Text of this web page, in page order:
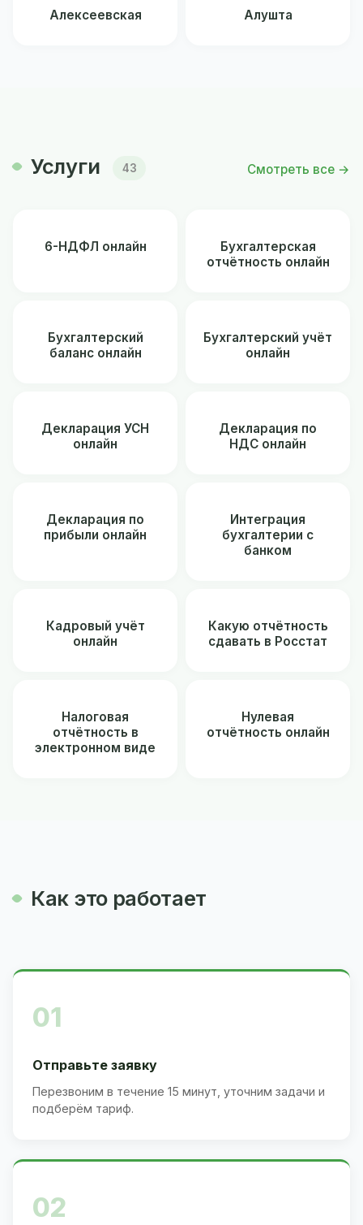
Алексеевская Алушта
Услуги 43 Смотреть все →
6-НДФЛ онлайн
Бухгалтерская
отчётность онлайн
Бухгалтерский
баланс онлайн
Бухгалтерский учёт
онлайн
Декларация УСН
онлайн
Декларация по
НДС онлайн
Декларация по
прибыли онлайн
Интеграция
бухгалтерии с
банком
Кадровый учёт
онлайн
Какую отчётность
сдавать в Росстат
Налоговая
отчётность в
электронном виде
Нулевая
отчётность онлайн
Как это работает
01
Отправьте заявку
Перезвоним в течение 15 минут, уточним задачи и
подберём тариф.
02